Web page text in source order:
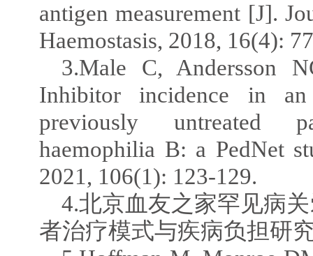
antigen measurement [J].
Haemostasis, 2018, 16(4):
3.Male C, Andersson
Inhibitor incidence in
previously untreated
haemophilia B: a PedNet
2021, 106(1): 123-129.
4.北京血友之家罕见病
者治疗模式与疾病负担研